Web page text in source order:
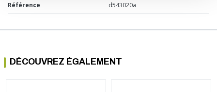
Référence d543020a
DÉCOUVREZ ÉGALEMENT